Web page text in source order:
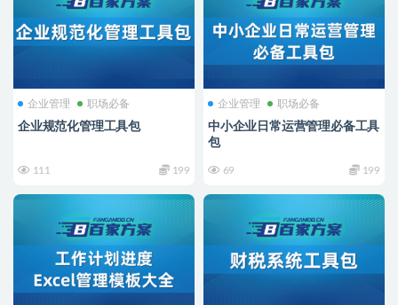
企业管理 职场必备
企业规范化管理工具包
111 199
企业管理 职场必备
中小企业日常运营管理必备工具
包
69 199